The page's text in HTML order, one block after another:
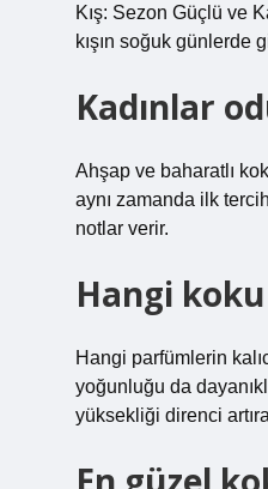
Kış: Sezon Güçlü ve
kışın soğuk günlerde
Kadınlar
Ahşap ve baharatlı
aynı zamanda ilk
notlar verir.
Hangi koku
Hangi parfümlerin
yoğunluğu da
yüksekliği direnci